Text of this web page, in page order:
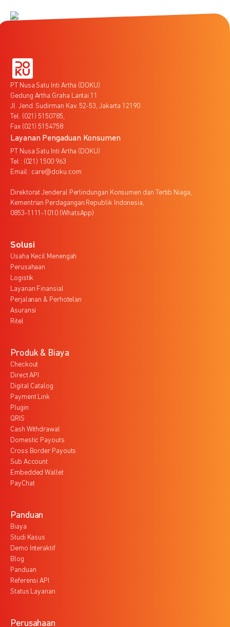
PT Nusa Satu Inti Artha (DOKU)
Gedung Artha Graha Lantai 11
Jl. Jend. Sudirman Kav. 52-53, Jakarta 12190
Tel. (021) 5150785,
Fax (021) 5154758
Layanan Pengaduan Konsumen
PT Nusa Satu Inti Artha (DOKU)
Tel : (021) 1500 963
Email : care@doku.com
Direktorat Jenderal Perlindungan Konsumen dan Tertib Niaga,
Kementrian Perdagangan Republik Indonesia,
0853-1111-1010 (WhatsApp)
Solusi
Usaha Kecil Menengah
Perusahaan
Logistik
Layanan Finansial
Perjalanan & Perhotelan
Asuransi
Ritel
Produk & Biaya
Checkout
Direct API
Digital Catalog
Payment Link
Plugin
QRIS
Cash Withdrawal
Domestic Payouts
Cross Border Payouts
Sub Account
Embedded Wallet
PayChat
Panduan
Biaya
Studi Kasus
Demo Interaktif
Blog
Panduan
Referensi API
Status Layanan
Perusahaan